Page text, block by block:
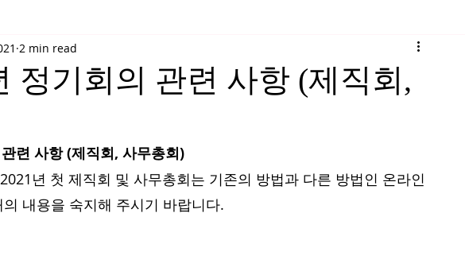
정기회의 관련 사항 (제직회,
2 min read
련 사항 (제직회, 사무총회)
년 첫 제직회 및 사무총회는 기존의 방법과 다른 방법인 온라인
내용을 숙지해 주시기 바랍니다.